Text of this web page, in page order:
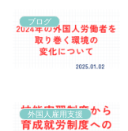
ブログ
外国人雇用支援